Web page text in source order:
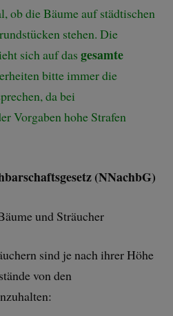
ob die Bäume auf städtischen
stehen. Die
sich auf dasgesamte
bitte immer die
da bei
Vorgaben hohe Strafen
(NNachbG)
und Sträucher
sind je nach ihrer Höhe
von den